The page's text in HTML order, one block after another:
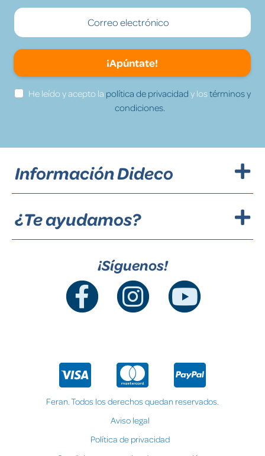
¡Apúntate!
He leído y acepto la política de privacidad y lostérminos y
condiciones.
Información Dideco
¿Te ayudamos?
¡Síguenos!
Feran. Todos los derechos quedan reservados.
Aviso legal
Política de privacidad